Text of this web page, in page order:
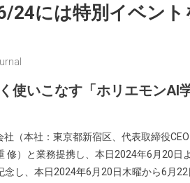
24には特別イベント
使いこなす「ホリエモンAI
（本社：東京都新宿区、代表取締役
修）と業務提携し、本日2024年6月20
念し、本日2024年6月20日木曜から6月